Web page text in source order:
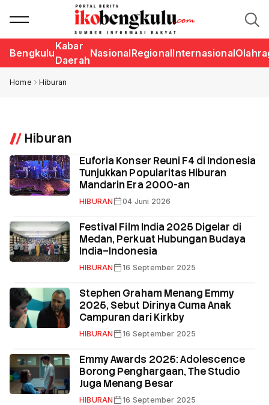
Bengkulu
Kabar
Daerah
NasionalRegionalInternasional
Home Hiburan
Hiburan
Euforia Konser Reuni F4 di Indonesia
Tunjukkan Popularitas Hiburan
Mandarin Era 2000-an
HIBURAN 04 Juni 2026
Festival Film India 2025 Digelar di
Medan, Perkuat Hubungan Budaya
India–Indonesia
HIBURAN 16 September 2025
Stephen Graham Menang Emmy
2025, Sebut Dirinya Cuma Anak
Campuran dari Kirkby
HIBURAN 16 September 2025
Emmy Awards 2025: Adolescence
Borong Penghargaan, The Studio
Juga Menang Besar
HIBURAN 16 September 2025